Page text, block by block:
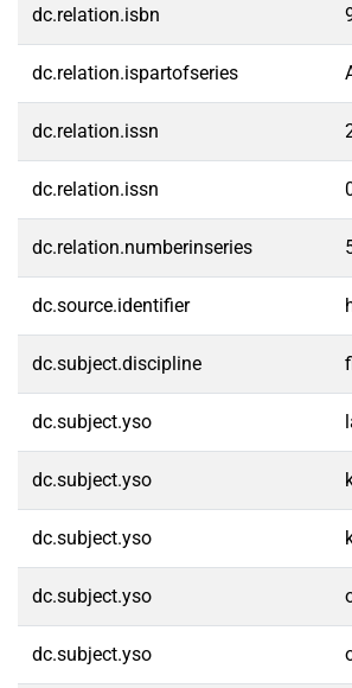
dc.relation.isbn
dc.relation.ispartofseries
dc.relation.issn
dc.relation.issn
dc.relation.numberinseries
dc.source.identifier
dc.subject.discipline
dc.subject.yso
dc.subject.yso
dc.subject.yso
dc.subject.yso
dc.subject.yso